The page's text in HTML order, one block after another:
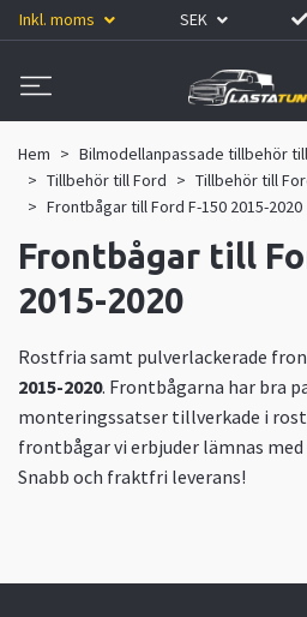
Inkl. moms SEK
Hem
Bilmodellanpassade tillbehör
Tillbehör till Ford
Tillbehör till
Frontbågar till Ford F-150 2015-2020
Frontbågar till
2015-2020
Rostfria samt pulverlackerade
2015-2020. Frontbågarna har bra
monteringssatser tillverkade i
frontbågar vi erbjuder lämnas
Snabb och fraktfri leverans!